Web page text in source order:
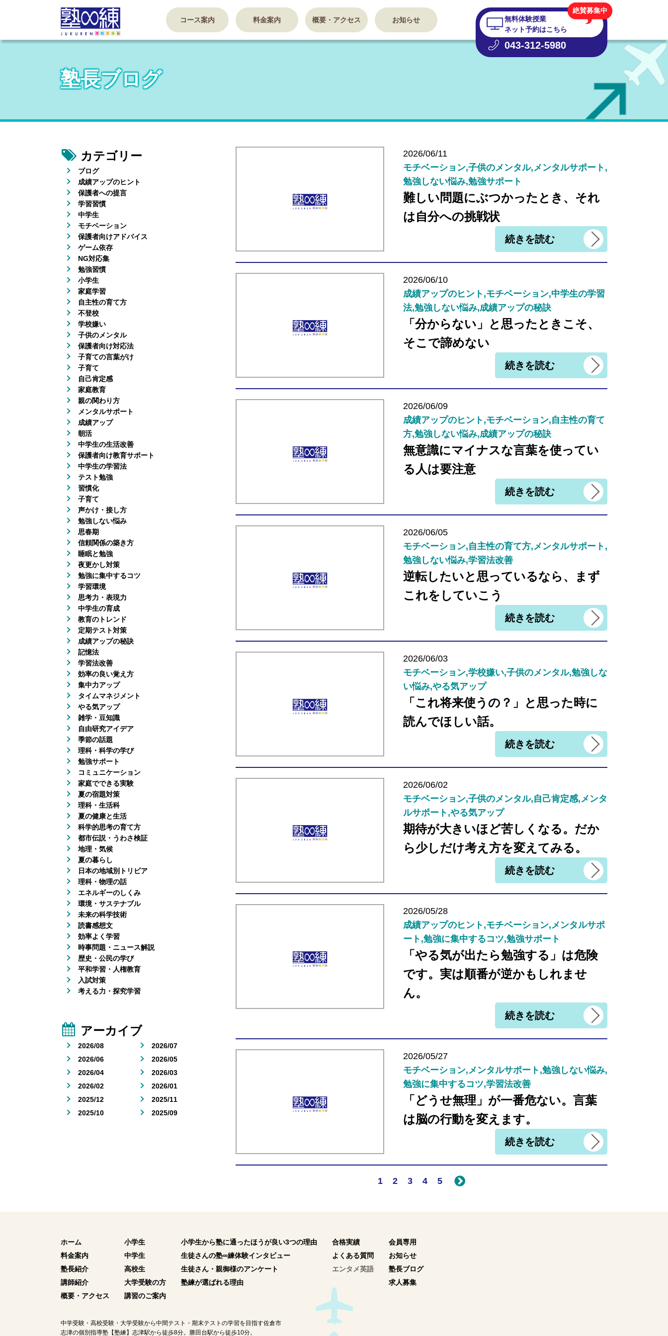
コース案内 料金案内 概要・アクセス お知らせ
絶賛募集中
無料体験授業
ネット予約はこちら
043-312-5980
塾長ブログ
2026/06/11
モチベーション,子供のメンタル,メンタルサポート,
勉強しない悩み,勉強サポート
難しい問題にぶつかったとき、それ
は自分への挑戦状
続きを読む
2026/06/10
成績アップのヒント,モチベーション,中学生の学習
法,勉強しない悩み,成績アップの秘訣
「分からない」と思ったときこそ、
そこで諦めない
続きを読む
2026/06/09
成績アップのヒント,モチベーション,自主性の育て
方,勉強しない悩み,成績アップの秘訣
無意識にマイナスな言葉を使ってい
る人は要注意
続きを読む
2026/06/05
モチベーション,自主性の育て方,メンタルサポート,
勉強しない悩み,学習法改善
逆転したいと思っているなら、まず
これをしていこう
続きを読む
2026/06/03
モチベーション,学校嫌い,子供のメンタル,勉強しな
い悩み,やる気アップ
「これ将来使うの？」と思った時に
読んでほしい話。
続きを読む
2026/06/02
モチベーション,子供のメンタル,自己肯定感,メンタ
ルサポート,やる気アップ
期待が大きいほど苦しくなる。だか
ら少しだけ考え方を変えてみる。
続きを読む
2026/05/28
成績アップのヒント,モチベーション,メンタルサポ
ート,勉強に集中するコツ,勉強サポート
「やる気が出たら勉強する」は危険
です。実は順番が逆かもしれませ
ん。
続きを読む
2026/05/27
モチベーション,メンタルサポート,勉強しない悩み,
勉強に集中するコツ,学習法改善
「どうせ無理」が一番危ない。言葉
は脳の行動を変えます。
続きを読む
1 2 3 4 5
カテゴリー
ブログ
成績アップのヒント
保護者への提言
学習習慣
中学生
モチベーション
保護者向けアドバイス
ゲーム依存
NG対応集
勉強習慣
小学生
家庭学習
自主性の育て方
不登校
学校嫌い
子供のメンタル
保護者向け対応法
子育ての言葉がけ
子育て
自己肯定感
家庭教育
親の関わり方
メンタルサポート
成績アップ
朝活
中学生の生活改善
保護者向け教育サポート
中学生の学習法
テスト勉強
習慣化
子育て
声かけ・接し方
勉強しない悩み
思春期
信頼関係の築き方
睡眠と勉強
夜更かし対策
勉強に集中するコツ
学習環境
思考力・表現力
中学生の育成
教育のトレンド
定期テスト対策
成績アップの秘訣
記憶法
学習法改善
効率の良い覚え方
集中力アップ
タイムマネジメント
やる気アップ
雑学・豆知識
自由研究アイデア
季節の話題
理科・科学の学び
勉強サポート
コミュニケーション
家庭でできる実験
夏の宿題対策
理科・生活科
夏の健康と生活
科学的思考の育て方
都市伝説・うわさ検証
地理・気候
夏の暮らし
日本の地域別トリビア
理科・物理の話
エネルギーのしくみ
環境・サステナブル
未来の科学技術
読書感想文
効率よく学習
時事問題・ニュース解説
歴史・公民の学び
平和学習・人権教育
入試対策
考える力・探究学習
アーカイブ
2026/08
2026/07
2026/06
2026/05
2026/04
2026/03
2026/02
2026/01
2025/12
2025/11
2025/10
2025/09
ホーム
料金案内
塾長紹介
講師紹介
概要・アクセス
小学生
中学生
高校生
大学受験の方
講習のご案内
小学生から塾に通ったほうが良い3つの理由
生徒さんの塾∞練体験インタビュー
生徒さん・親御様のアンケート
塾練が選ばれる理由
合格実績
よくある質問
エンタメ英語
会員専用
お知らせ
塾長ブログ
求人募集
中学受験・高校受験・大学受験から中間テスト・期末テストの学習を目指す佐倉市
志津の個別指導塾【塾練】志津駅から徒歩8分。勝田台駅から徒歩10分。